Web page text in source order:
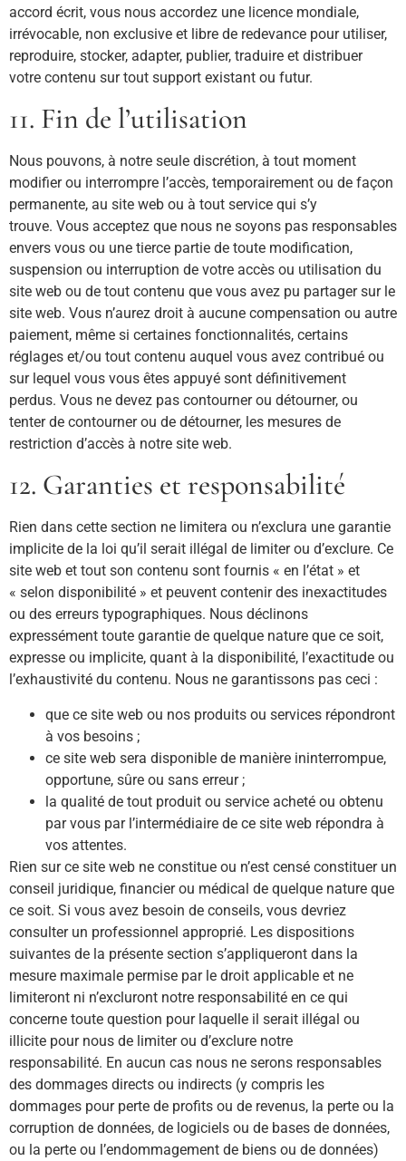
accord écrit, vous nous accordez une licence mondiale,
irrévocable, non exclusive et libre de redevance pour utiliser,
reproduire, stocker, adapter, publier, traduire et distribuer
votre contenu sur tout support existant ou futur.
11. Fin de l’utilisation
Nous pouvons, à notre seule discrétion, à tout moment
modifier ou interrompre l’accès, temporairement ou de façon
permanente, au site web ou à tout service qui s’y
trouve. Vous acceptez que nous ne soyons pas responsables
envers vous ou une tierce partie de toute modification,
suspension ou interruption de votre accès ou utilisation du
site web ou de tout contenu que vous avez pu partager sur le
site web. Vous n’aurez droit à aucune compensation ou autre
paiement, même si certaines fonctionnalités, certains
réglages et/ou tout contenu auquel vous avez contribué ou
sur lequel vous vous êtes appuyé sont définitivement
perdus. Vous ne devez pas contourner ou détourner, ou
tenter de contourner ou de détourner, les mesures de
restriction d’accès à notre site web.
12. Garanties et responsabilité
Rien dans cette section ne limitera ou n’exclura une garantie
implicite de la loi qu’il serait illégal de limiter ou d’exclure. Ce
site web et tout son contenu sont fournis « en l’état » et
« selon disponibilité » et peuvent contenir des inexactitudes
ou des erreurs typographiques. Nous déclinons
expressément toute garantie de quelque nature que ce soit,
expresse ou implicite, quant à la disponibilité, l’exactitude ou
l’exhaustivité du contenu. Nous ne garantissons pas ceci :
que ce site web ou nos produits ou services répondront
à vos besoins ;
ce site web sera disponible de manière ininterrompue,
opportune, sûre ou sans erreur ;
la qualité de tout produit ou service acheté ou obtenu
par vous par l’intermédiaire de ce site web répondra à
vos attentes.
Rien sur ce site web ne constitue ou n’est censé constituer un
conseil juridique, financier ou médical de quelque nature que
ce soit. Si vous avez besoin de conseils, vous devriez
consulter un professionnel approprié. Les dispositions
suivantes de la présente section s’appliqueront dans la
mesure maximale permise par le droit applicable et ne
limiteront ni n’excluront notre responsabilité en ce qui
concerne toute question pour laquelle il serait illégal ou
illicite pour nous de limiter ou d’exclure notre
responsabilité. En aucun cas nous ne serons responsables
des dommages directs ou indirects (y compris les
dommages pour perte de profits ou de revenus, la perte ou la
corruption de données, de logiciels ou de bases de données,
ou la perte ou l’endommagement de biens ou de données)